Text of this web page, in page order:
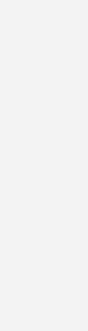
bestätigen dies.
Umlenkung, um
Empfehlenswert ist es,
Alternative mit 2 x 45°-
und MSA 9 spezielle
Verfügung.
von
durchgängige
Verwendung
(
erfordern zusätzlich
Regelwerke. Bei
sind nicht nur die
oft auch
zu berücksichtigen. Zur
und sichere
erfüllt (
den gesundheitlichen
Technik (aRdT) sind
als absolute